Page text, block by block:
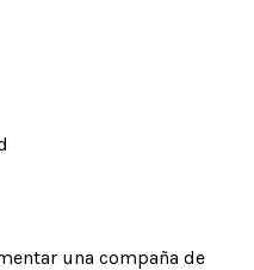
una compaña de